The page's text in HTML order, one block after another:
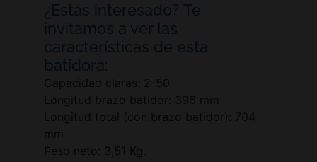
¿Estás interesado? Te
invitamos a ver las
características de esta
batidora:
Capacidad claras: 2-50
Longitud brazo batidor: 396 mm
Longitud total (con brazo batidor): 704
mm
Peso neto: 3,51 Kg.